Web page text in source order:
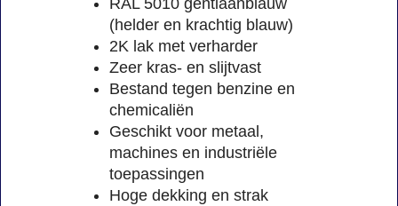
(helder en krachtig blauw)
2K lak met verharder
Zeer kras- en slijtvast
Bestand tegen benzine en
chemicaliën
Geschikt voor metaal,
machines en industriële
toepassingen
Hoge dekking en strak